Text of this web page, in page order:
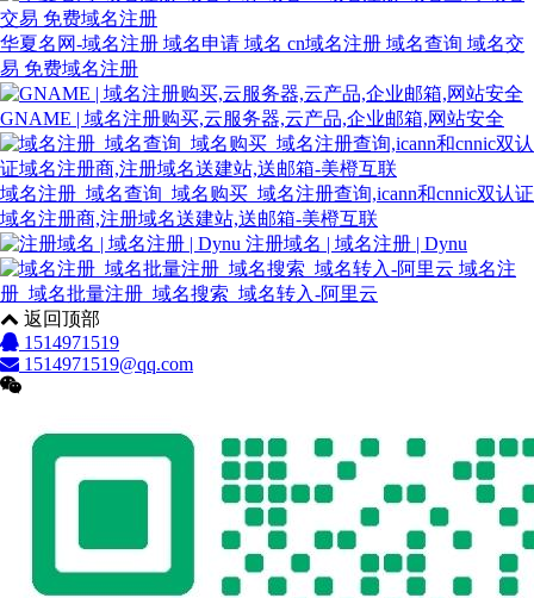
华夏名网-域名注册 域名申请 域名 cn域名注册 域名查询 域名交
易 免费域名注册
GNAME | 域名注册购买,云服务器,云产品,企业邮箱,网站安全
域名注册_域名查询_域名购买_域名注册查询,icann和cnnic双认证
域名注册商,注册域名送建站,送邮箱-美橙互联
注册域名 | 域名注册 | Dynu
域名注
册_域名批量注册_域名搜索_域名转入-阿里云
返回顶部
1514971519
1514971519@qq.com